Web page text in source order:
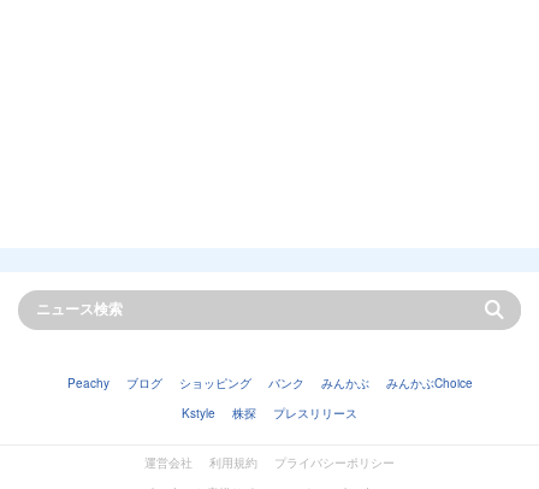
Peachy ブログ ショッピング バンク みんかぶ
みんかぶChoice
Kstyle
株探 プレスリリース
運営会社 利用規約
プライバシーポリシー